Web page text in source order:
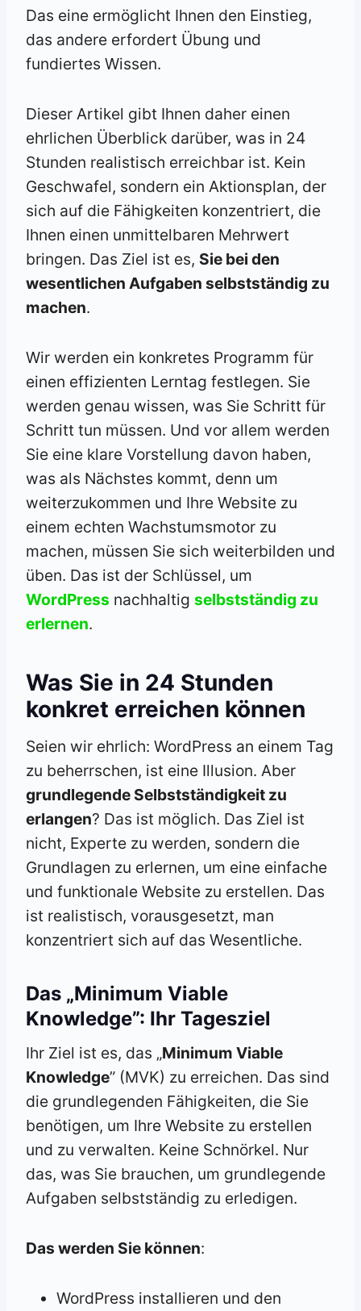
Das eine ermöglicht Ihnen den Einstieg,
das andere erfordert Übung und
fundiertes Wissen.
Dieser Artikel gibt Ihnen daher einen
ehrlichen Überblick darüber, was in 24
Stunden realistisch erreichbar ist. Kein
Geschwafel, sondern ein Aktionsplan, der
sich auf die Fähigkeiten konzentriert, die
Ihnen einen unmittelbaren Mehrwert
bringen. Das Ziel ist es, Sie bei den
wesentlichen Aufgaben selbstständig zu
machen.
Wir werden ein konkretes Programm für
einen effizienten Lerntag festlegen. Sie
werden genau wissen, was Sie Schritt für
Schritt tun müssen. Und vor allem werden
Sie eine klare Vorstellung davon haben,
was als Nächstes kommt, denn um
weiterzukommen und Ihre Website zu
einem echten Wachstumsmotor zu
machen, müssen Sie sich weiterbilden und
üben. Das ist der Schlüssel, um
WordPress nachhaltig selbstständig zu
erlernen.
Was Sie in 24 Stunden
konkret erreichen können
Seien wir ehrlich: WordPress an einem Tag
zu beherrschen, ist eine Illusion. Aber
grundlegende Selbstständigkeit zu
erlangen? Das ist möglich. Das Ziel ist
nicht, Experte zu werden, sondern die
Grundlagen zu erlernen, um eine einfache
und funktionale Website zu erstellen. Das
ist realistisch, vorausgesetzt, man
konzentriert sich auf das Wesentliche.
Das „Minimum Viable
Knowledge”: Ihr Tagesziel
Ihr Ziel ist es, das „Minimum Viable
Knowledge” (MVK) zu erreichen. Das sind
die grundlegenden Fähigkeiten, die Sie
benötigen, um Ihre Website zu erstellen
und zu verwalten. Keine Schnörkel. Nur
das, was Sie brauchen, um grundlegende
Aufgaben selbstständig zu erledigen.
Das werden Sie können:
WordPress installieren und den